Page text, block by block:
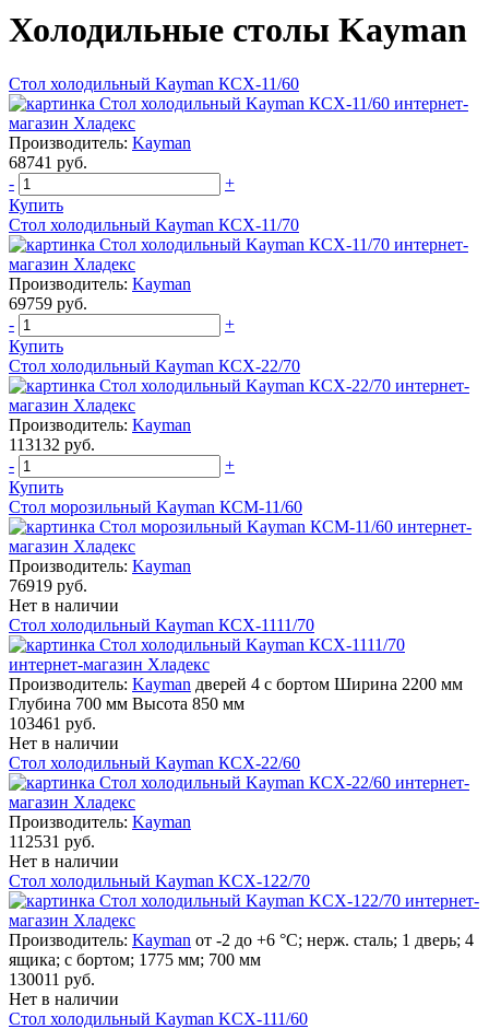
Холодильные столы Kayman
Стол холодильный Kayman КСХ-11/60
Производитель: Kayman
68741 руб.
-
+
Купить
Стол холодильный Kayman КСХ-11/70
Производитель: Kayman
69759 руб.
-
+
Купить
Стол холодильный Kayman КСХ-22/70
Производитель: Kayman
113132 руб.
-
+
Купить
Стол морозильный Kayman КСМ-11/60
Производитель: Kayman
76919 руб.
Нет в наличии
Стол холодильный Kayman КСХ-1111/70
Производитель: Kayman дверей 4 с бортом Ширина 2200 мм
Глубина 700 мм Высота 850 мм
103461 руб.
Нет в наличии
Стол холодильный Kayman КСХ-22/60
Производитель: Kayman
112531 руб.
Нет в наличии
Стол холодильный Kayman KСХ-122/70
Производитель: Kayman от -2 до +6 °С; нерж. сталь; 1 дверь; 4
ящика; с бортом; 1775 мм; 700 мм
130011 руб.
Нет в наличии
Стол холодильный Kayman KСХ-111/60